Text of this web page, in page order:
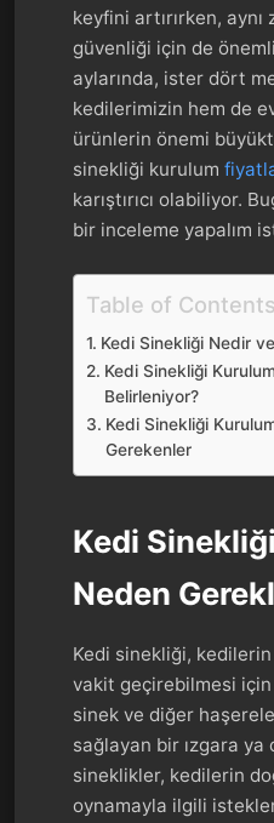
keyfini artırırken, aynı
güvenliği için de
aylarında, ister dört
kedilerimizin hem de
ürünlerin önemi
sinekliği kurulum
karıştırıcı olabiliyor.
bir inceleme yapalım
Table of Contents
Kedi Sinekliği Nedir
Kedi Sinekliği
Belirleniyor?
Kedi Sinekliği
Gerekenler
Kedi
Neden
Kedi sinekliği, kedilerin
vakit geçirebilmesi
sinek ve diğer
sağlayan bir ızgara ya
sineklikler, kedilerin
oynamayla ilgili